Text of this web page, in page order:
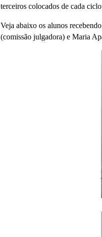
terceiros colocados de cada
Veja abaixo os alunos
(comissão julgadora) e Maria